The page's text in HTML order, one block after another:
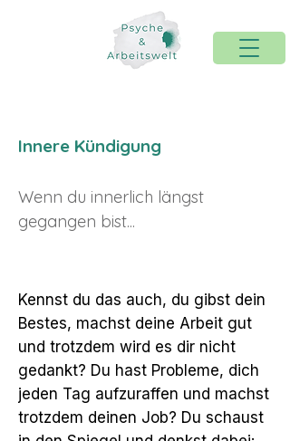
Innere Kündigung
Wenn du innerlich längst
gegangen bist...
Kennst du das auch, du gibst dein
Bestes, machst deine Arbeit gut
und trotzdem wird es dir nicht
gedankt? Du hast Probleme, dich
jeden Tag aufzuraffen und machst
trotzdem deinen Job? Du schaust